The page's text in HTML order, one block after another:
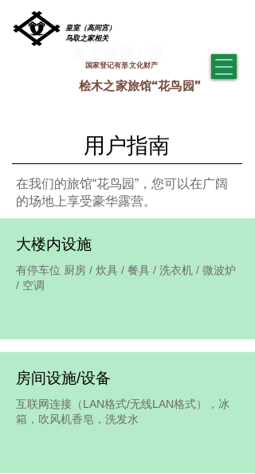
​桧木之家旅馆“花鸟园”
皇室（高间宫）
鸟取之家相关
​国家登记有形文化财产
用户指南
​在我们的旅馆“花鸟园”，您可以在广阔
的场地上享受豪华露营。
大楼内设施
有停车位 厨房 / 炊具 / 餐具 / 洗衣机 / 微波炉
/ 空调
房间设施/设备
互联网连接（LAN格式/无线LAN格式），冰
箱，吹风机香皂，洗发水